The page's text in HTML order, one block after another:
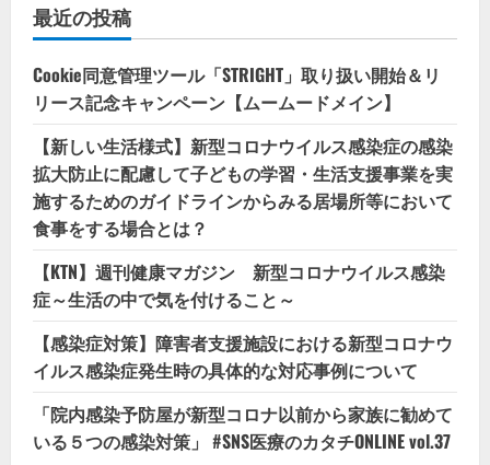
最近の投稿
Cookie同意管理ツール「STRIGHT」取り扱い開始＆リ
リース記念キャンペーン【ムームードメイン】
【新しい生活様式】新型コロナウイルス感染症の感染
拡大防止に配慮して子どもの学習・生活支援事業を実
施するためのガイドラインからみる居場所等において
食事をする場合とは？
【KTN】週刊健康マガジン 新型コロナウイルス感染
症～生活の中で気を付けること～
【感染症対策】障害者支援施設における新型コロナウ
イルス感染症発生時の具体的な対応事例について
「院内感染予防屋が新型コロナ以前から家族に勧めて
いる５つの感染対策」 #SNS医療のカタチONLINE vol.37